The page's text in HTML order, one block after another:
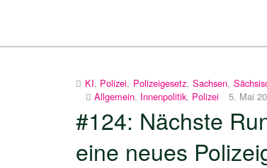
KI, Polizei, Polizeigesetz,Sachsen,
Allgemein, Innenpolitik, Polizei 5. Mai
#124: Nächste
eine neues